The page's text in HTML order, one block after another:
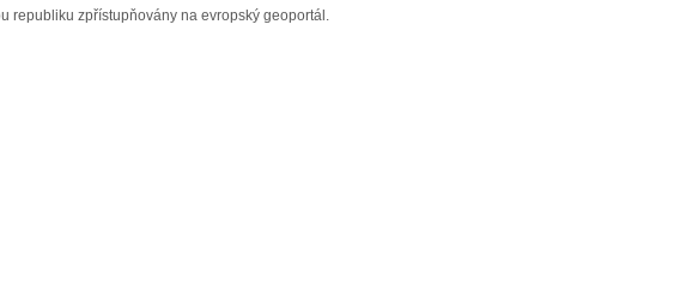
republiku zpřístupňovány na evropský geoportál.